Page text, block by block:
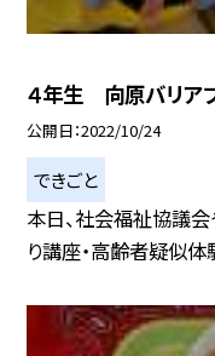
４年生 向原バリアフ
公開日 2022/10/24
できごと
本日、社会福祉協議
り講座・高齢者疑似体